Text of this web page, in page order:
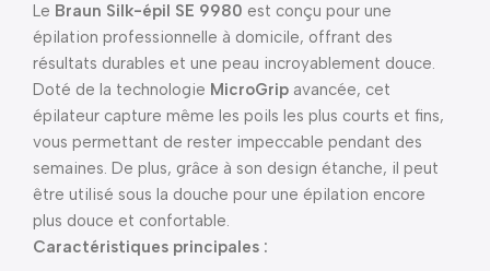
Le Braun Silk-épil SE 9980 est conçu pour une
épilation professionnelle à domicile, offrant des
résultats durables et une peau incroyablement douce.
Doté de la technologie MicroGrip avancée, cet
épilateur capture même les poils les plus courts et fins,
vous permettant de rester impeccable pendant des
semaines. De plus, grâce à son design étanche, il peut
être utilisé sous la douche pour une épilation encore
plus douce et confortable.
Caractéristiques principales :